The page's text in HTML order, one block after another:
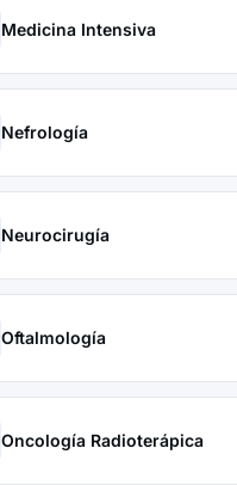
Medicina Intensiva
Nefrología
Neurocirugía
Oftalmología
Oncología Radioterápica